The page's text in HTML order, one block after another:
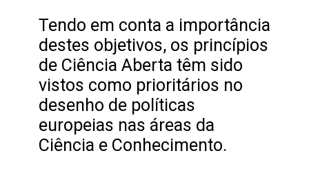
Tendo em conta a importância
destes objetivos, os princípios
de Ciência Aberta têm sido
vistos como prioritários no
desenho de políticas
europeias nas áreas da
Ciência e Conhecimento.